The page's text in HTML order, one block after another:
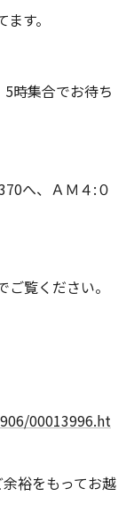
す。
時集合でお待ち
へ、ＡＭ４:０
覧ください。
00013996.ht
裕をもってお越